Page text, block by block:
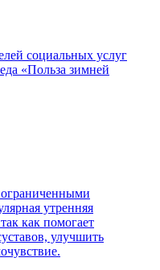
социальных услуг
«Польза зимней
утренняя
как помогает
улучшить